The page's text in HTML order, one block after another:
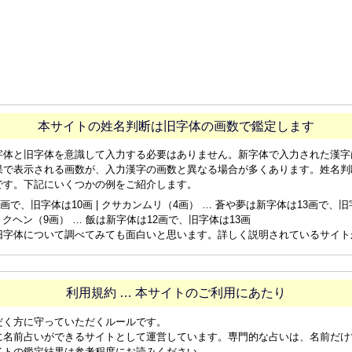
本サイトの姓名判断は旧字体の画数で鑑定します
と旧字体を意識して入力する必要はありません。新字体で入力された漢
表示される画数が、入力漢字の画数と異なる場合が多くあります。姓名
。下記にいくつかの例をご紹介します。
で、旧字体は10画 | クサカンムリ（4画） … 蒼や夢は新字体は13画で、
ヘン（9画） … 飯は新字体は12画で、旧字体は13画
体について調べてみても面白いと思います。詳しく説明されているサイ
利用規約 … 本サイトのご利用にあたり
方に守っていただくルールです。
前占いができるサイトとして運営しています。専門的な占いは、名前だ